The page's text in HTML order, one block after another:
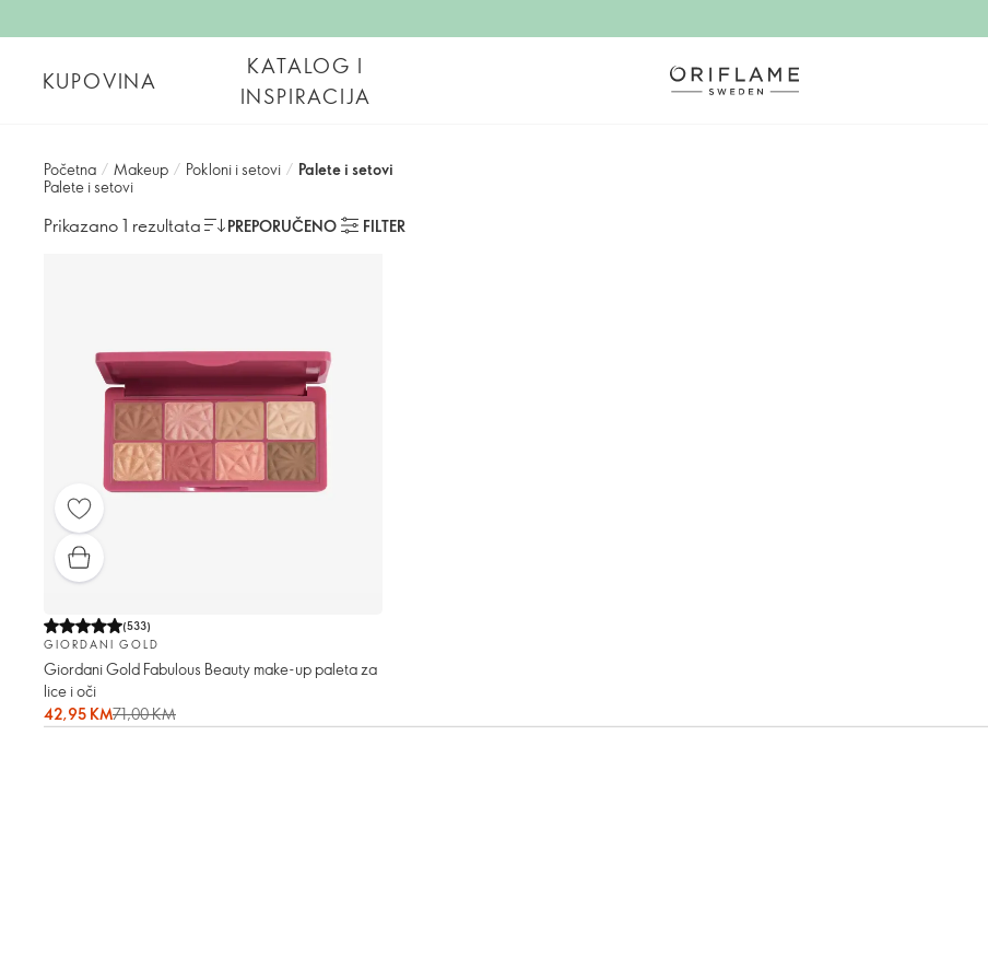
KUPOVINA
KATALOG I
INSPIRACIJA
Početna / Makeup / Pokloni i setovi / Palete i setovi
Palete i setovi
Prikazano 1 rezultata PREPORUČENO FILTER
(533)
GIORDANI GOLD
Giordani Gold Fabulous Beauty make-up paleta za
lice i oči
42,95 KM71,00 KM